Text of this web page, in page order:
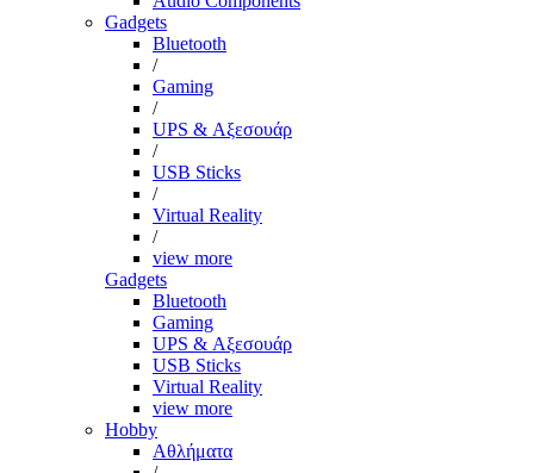
Gadgets
Bluetooth
/
Gaming
/
UPS & Αξεσουάρ
/
USB Sticks
/
Virtual Reality
/
view more
Gadgets
Bluetooth
Gaming
UPS & Αξεσουάρ
USB Sticks
Virtual Reality
view more
Hobby
Αθλήματα